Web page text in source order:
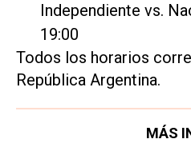
Independiente vs.
19:00
Todos los horarios
República Argentina.
MÁS